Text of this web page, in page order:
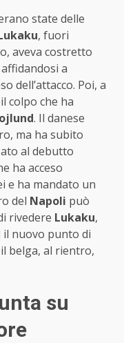
state delle
, fuori
aveva costretto
a
dell’attacco. Poi, a
colpo che ha
. Il danese
ma ha subito
al debutto
ha acceso
e ha mandato un
del Napoli può
rivedere Lukaku,
il nuovo punto di
belga, al rientro,
su